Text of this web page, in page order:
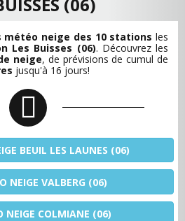
météo neige des 10 stations les
Les Buisses (06). Découvrez les
neige, de prévisions de cumul de
jusqu'à 16 jours!
BEUIL LES LAUNES (06)
NEIGE VALBERG (06)
NEIGE COLMIANE (06)